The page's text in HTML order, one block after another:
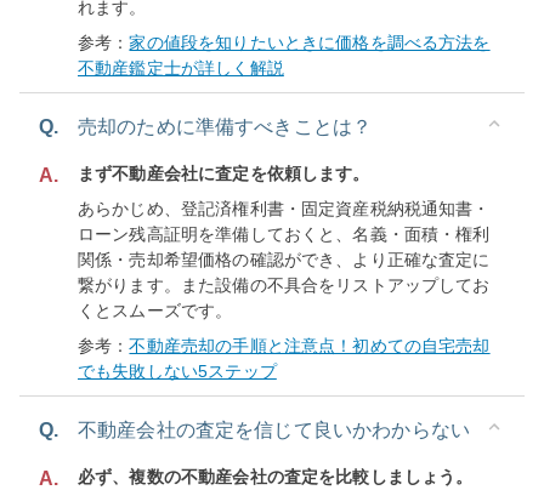
れます。
参考：家の値段を知りたいときに価格を調べる方法を
不動産鑑定士が詳しく解説
Q. 売却のために準備すべきことは？
A.
まず不動産会社に査定を依頼します。
あらかじめ、登記済権利書・固定資産税納税通知書・
ローン残高証明を準備しておくと、名義・面積・権利
関係・売却希望価格の確認ができ、より正確な査定に
繋がります。また設備の不具合をリストアップしてお
くとスムーズです。
参考：不動産売却の手順と注意点！初めての自宅売却
でも失敗しない5ステップ
Q. 不動産会社の査定を信じて良いかわからない
A.
必ず、複数の不動産会社の査定を比較しましょう。